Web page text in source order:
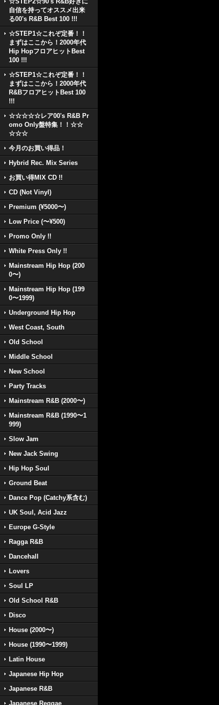
自信を持ってオススメ出来
る00's R&B Best 100 !!!
☆STEP1☆これぞ定番！！
まずはここから！2000年代
Hip HopフロアヒットBest
100 !!!
☆STEP1☆これぞ定番！！
まずはここから！2000年代
R&BフロアヒットBest 100
!!!
☆☆☆☆☆レア00's R&B Pr
omo Only盤特集！！☆☆
☆☆☆
今月のお買い得品！
Hybrid Rec. Mix Series
お買い得MIX CD !!
CD (Not Vinyl)
Premium (¥5000〜)
Low Price (〜¥500)
Promo Only !!
White Press Only !!
Mainstream Hip Hop (200
0〜)
Mainstream Hip Hop (199
0〜1999)
Underground Hip Hop
West Coast, South
Old School
Middle School
New School
Party Tracks
Mainstream R&B (2000〜)
Mainstream R&B (1990〜1
999)
Slow Jam
New Jack Swing
Hip Hop Soul
Ground Beat
Dance Pop (Catchy系含む)
UK Soul, Acid Jazz
Europe G-Style
Ragga R&B
Dancehall
Lovers
Soul LP
Old School R&B
Disco
House (2000〜)
House (1990〜1999)
Latin House
Japanese Hip Hop
Japanese R&B
Japanese Reggae